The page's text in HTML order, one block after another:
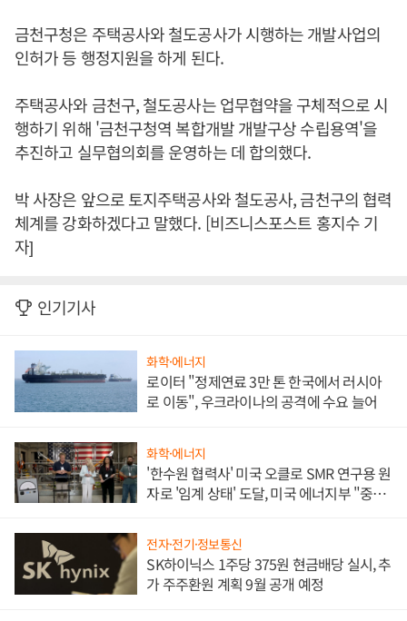
금천구청은 주택공사와 철도공사가 시행하는 개발사업의
인허가 등 행정지원을 하게 된다.
주택공사와 금천구, 철도공사는 업무협약을 구체적으로 시
행하기 위해 '금천구청역 복합개발 개발구상 수립용역'을
추진하고 실무협의회를 운영하는 데 합의했다.
박 사장은 앞으로 토지주택공사와 철도공사, 금천구의 협력
체계를 강화하겠다고 말했다. [비즈니스포스트 홍지수 기
자]
인기기사
화학·에너지
로이터 "정제연료 3만 톤 한국에서 러시아
로 이동", 우크라이나의 공격에 수요 늘어
화학·에너지
'한수원 협력사' 미국 오클로 SMR 연구용 원
자로 '임계 상태' 도달, 미국 에너지부 "중요
전자·전기·정보통신
SK하이닉스 1주당 375원 현금배당 실시, 추
가 주주환원 계획 9월 공개 예정